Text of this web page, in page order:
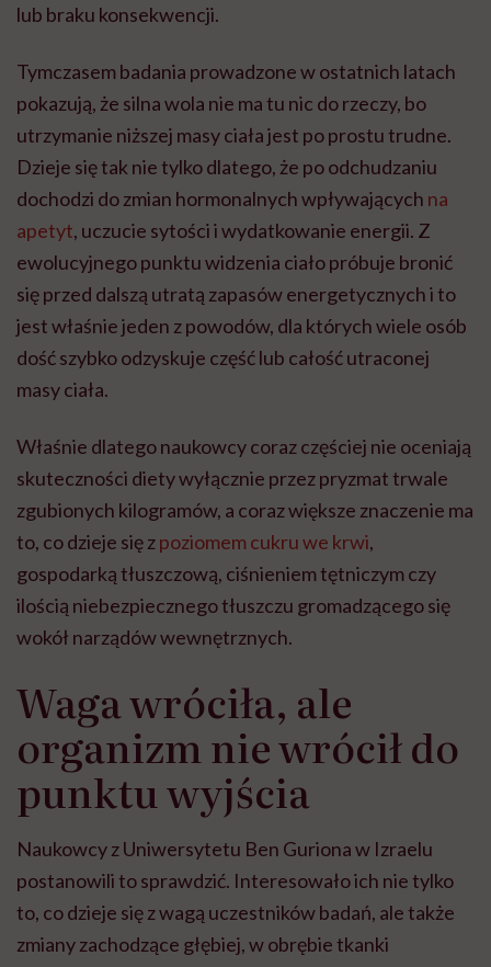
lub braku konsekwencji.
Tymczasem badania prowadzone w ostatnich latach
pokazują, że silna wola nie ma tu nic do rzeczy, bo
utrzymanie niższej masy ciała jest po prostu trudne.
Dzieje się tak nie tylko dlatego, że po odchudzaniu
dochodzi do zmian hormonalnych wpływających na
apetyt, uczucie sytości i wydatkowanie energii. Z
ewolucyjnego punktu widzenia ciało próbuje bronić
się przed dalszą utratą zapasów energetycznych i to
jest właśnie jeden z powodów, dla których wiele osób
dość szybko odzyskuje część lub całość utraconej
masy ciała.
Właśnie dlatego naukowcy coraz częściej nie oceniają
skuteczności diety wyłącznie przez pryzmat trwale
zgubionych kilogramów, a coraz większe znaczenie ma
to, co dzieje się zpoziomem cukru we krwi,
gospodarką tłuszczową, ciśnieniem tętniczym czy
ilością niebezpiecznego tłuszczu gromadzącego się
wokół narządów wewnętrznych.
Waga wróciła, ale
organizm nie wrócił do
punktu wyjścia
Naukowcy z Uniwersytetu Ben Guriona w Izraelu
postanowili to sprawdzić. Interesowało ich nie tylko
to, co dzieje się z wagą uczestników badań, ale także
zmiany zachodzące głębiej, w obrębie tkanki